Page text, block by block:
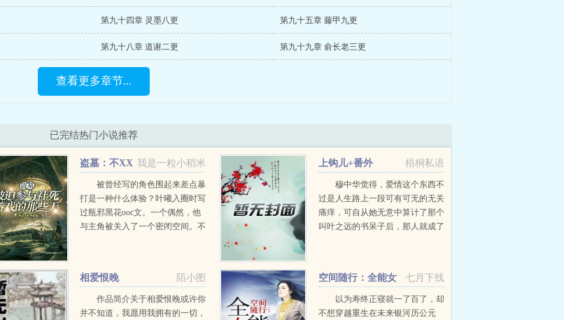
第九十四章 灵墨八更 第九十五章 藤甲九更
第九十八章 道谢二更 第九十九章 俞长老三更
查看更多章节...
已完结热门小说推荐
我是一粒小稻米
盗墓：不XX
就出不去的密室
被曾经写的角色围起来差点暴
打是一种什么体验？叶曦入圈时写
过瓶邪黑花ooc文。一个偶然，他
与主角被关入了一个密闭空间。不
啊！！突然觉得，活着挺...
梧桐私语
上钩儿+番外
穆中华觉得，爱情这个东西不
过是人生路上一段可有可无的无关
痛痒，可自从她无意中算计了那个
叫叶之远的书呆子后，那人就成了
饵，却被自己咬了钩。内容标...
陌小图
相爱恨晚
作品简介关于相爱恨晚或许你
并不知道，我愿用我拥有的一切，
七月下线
空间随行：全能女
技师以为寿终正寝就一了百了，却
不想穿越重生在未来银河历公元